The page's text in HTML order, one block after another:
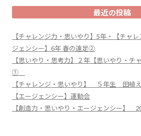
最近の投稿
【チャレンジ力・思いやり】5年・【チャ
ジェンシー】6年 春の遠足②
【思いやり・思考力】２年【思いやり・チ
①
【チャレンジ・思いやり】 ５年生 田植え
【エージェンシー】運動会
【創造力・思いやり・エージェンシー】